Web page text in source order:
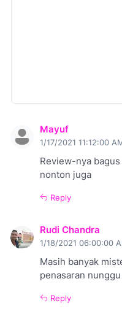
Mayuf
1/17/2021 11:12:00
Review-nya
nonton juga
Reply
Rudi Chandra
1/18/2021 06:00:00
Masih banyak
penasaran
Reply